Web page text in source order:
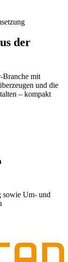
der
Branche mit
und die
– kompakt
sowie Um- und